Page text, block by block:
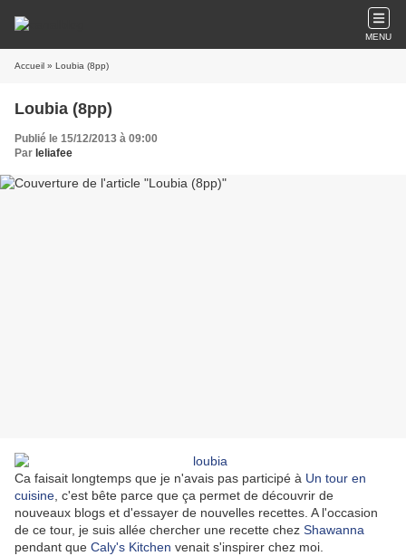
MENU
Accueil » Loubia (8pp)
Loubia (8pp)
Publié le 15/12/2013 à 09:00
Par leliafee
Ca faisait longtemps que je n'avais pas participé à Un tour en
cuisine , c'est bête parce que ça permet de découvrir de
nouveaux blogs et d'essayer de nouvelles recettes. A l'occasion
de ce tour, je suis allée chercher une recette chez Shawanna
pendant que Caly's Kitchen venait s'inspirer chez moi.